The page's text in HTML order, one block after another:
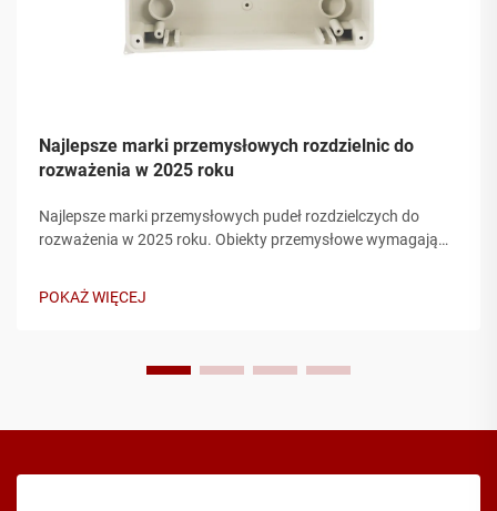
Najlepsze marki przemysłowych rozdzielnic do
rozważenia w 2025 roku
Najlepsze marki przemysłowych pudeł rozdzielczych do
rozważenia w 2025 roku. Obiekty przemysłowe wymagają
pudełko rozdzielcze jest jednym z najważniejszych
elementów każdego systemu rozdziału mocy. Od zakładów
POKAŻ WIĘCEJ